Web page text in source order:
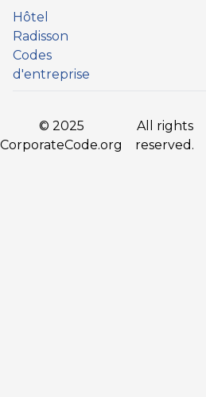
Hôtel
Radisson
Codes
d'entreprise
© 2025
CorporateCode.org
All rights
reserved.